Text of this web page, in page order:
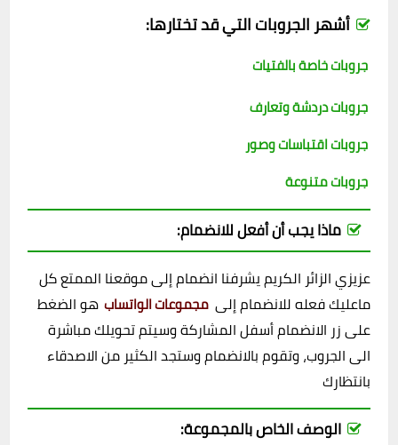
أشهر الجروبات التي قد تختارها:
جروبات خاصة بالفتيات
جروبات دردشة وتعارف
جروبات اقتباسات وصور
جروبات متنوعة
ماذا يجب أن أفعل للانضمام:
عزيزي الزائر الكريم يشرفنا انضمام إلى موقعنا الممتع كل
ماعليك فعله للانضمام إلى مجموعات الواتساب هو الضغط
على زر الانضمام أسفل المشاركة وسيتم تحويلك مباشرة
الى الجروب، وتقوم بالانضمام وستجد الكثير من الاصدقاء
بانتظارك
الوصف الخاص بالمجموعة: